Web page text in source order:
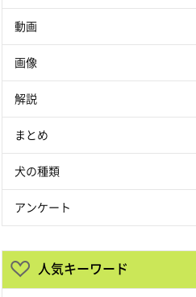
動画
画像
解説
まとめ
犬の種類
アンケート
人気キーワード